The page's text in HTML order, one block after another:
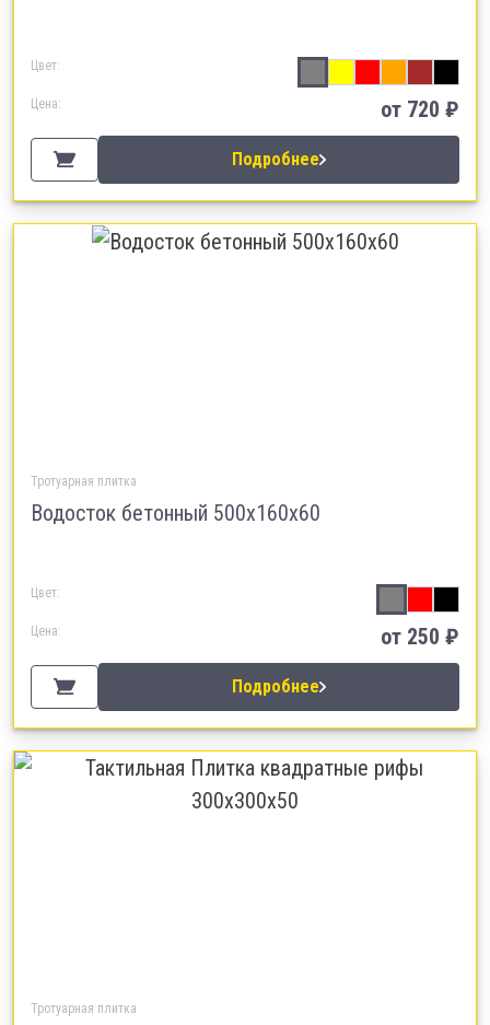
Цвет:
Цена: от 720 ₽
Подробнее
Тротуарная плитка
Водосток бетонный 500х160х60
Цвет:
Цена: от 250 ₽
Подробнее
Тротуарная плитка